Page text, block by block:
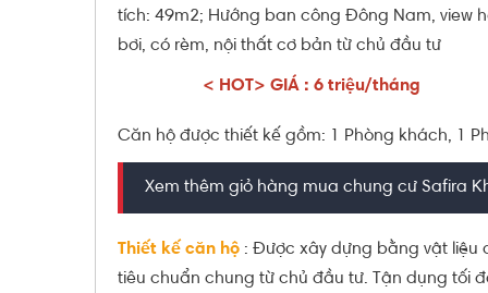
tích: 49m2; Hướng ban công Đông Nam, view
bơi, có rèm, nội thất cơ bản từ chủ đầu tư
< HOT> GIÁ : 6 triệu/tháng
Căn hộ được thiết kế gồm: 1 Phòng khách, 1
Xem thêm giỏ hàng mua chung cư Safira
Thiết kế căn hộ : Được xây dựng bằng vật liệu
tiêu chuẩn chung từ chủ đầu tư. Tận dụng tối